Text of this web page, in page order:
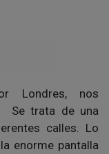
Londres, nos
. Se trata de una
calles. Lo
enorme pantalla